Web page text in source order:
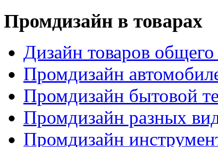
Промдизайн в товарах
Дизайн товаров общего
Промдизайн
Промдизайн бытовой
Промдизайн разных
Промдизайн